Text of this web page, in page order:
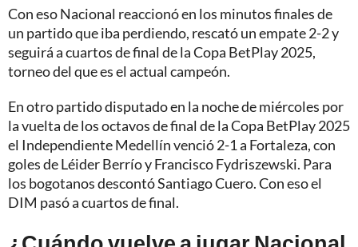
Con eso Nacional reaccionó en los minutos finales de
un partido que iba perdiendo, rescató un empate 2-2 y
seguirá a cuartos de final de la Copa BetPlay 2025,
torneo del que es el actual campeón.
En otro partido disputado en la noche de miércoles por
la vuelta de los octavos de final de la Copa BetPlay 2025
el Independiente Medellín venció 2-1 a Fortaleza, con
goles de Léider Berrío y Francisco Fydriszewski. Para
los bogotanos descontó Santiago Cuero. Con eso el
DIM pasó a cuartos de final.